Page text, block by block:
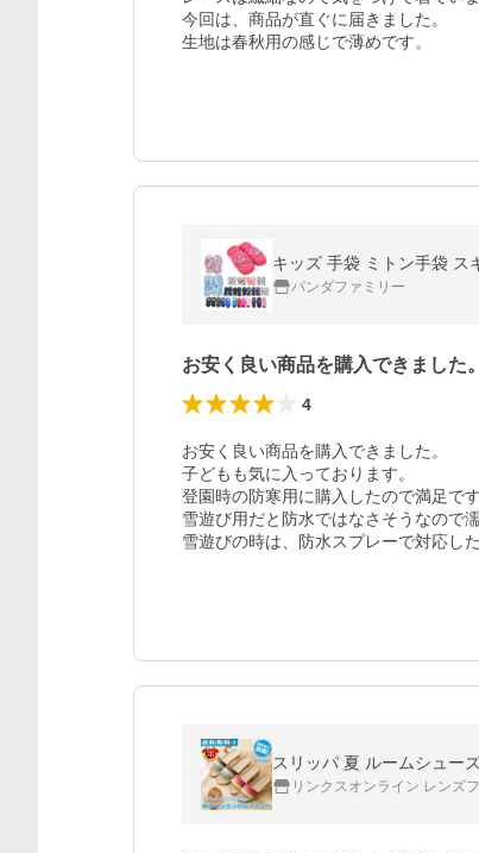
今回は、商品が直ぐに届きました。
生地は春秋用の感じで薄めです。
キッズ 手袋 ミトン手袋 ス
パンダファミリー
お安く良い商品を購入できました
4
お安く良い商品を購入できました。
子どもも気に入っております。
登園時の防寒用に購入したので満足です
雪遊び用だと防水ではなさそうなので
雪遊びの時は、防水スプレーで対応し
スリッパ 夏 ルームシュー
リンクスオンライン レンズ